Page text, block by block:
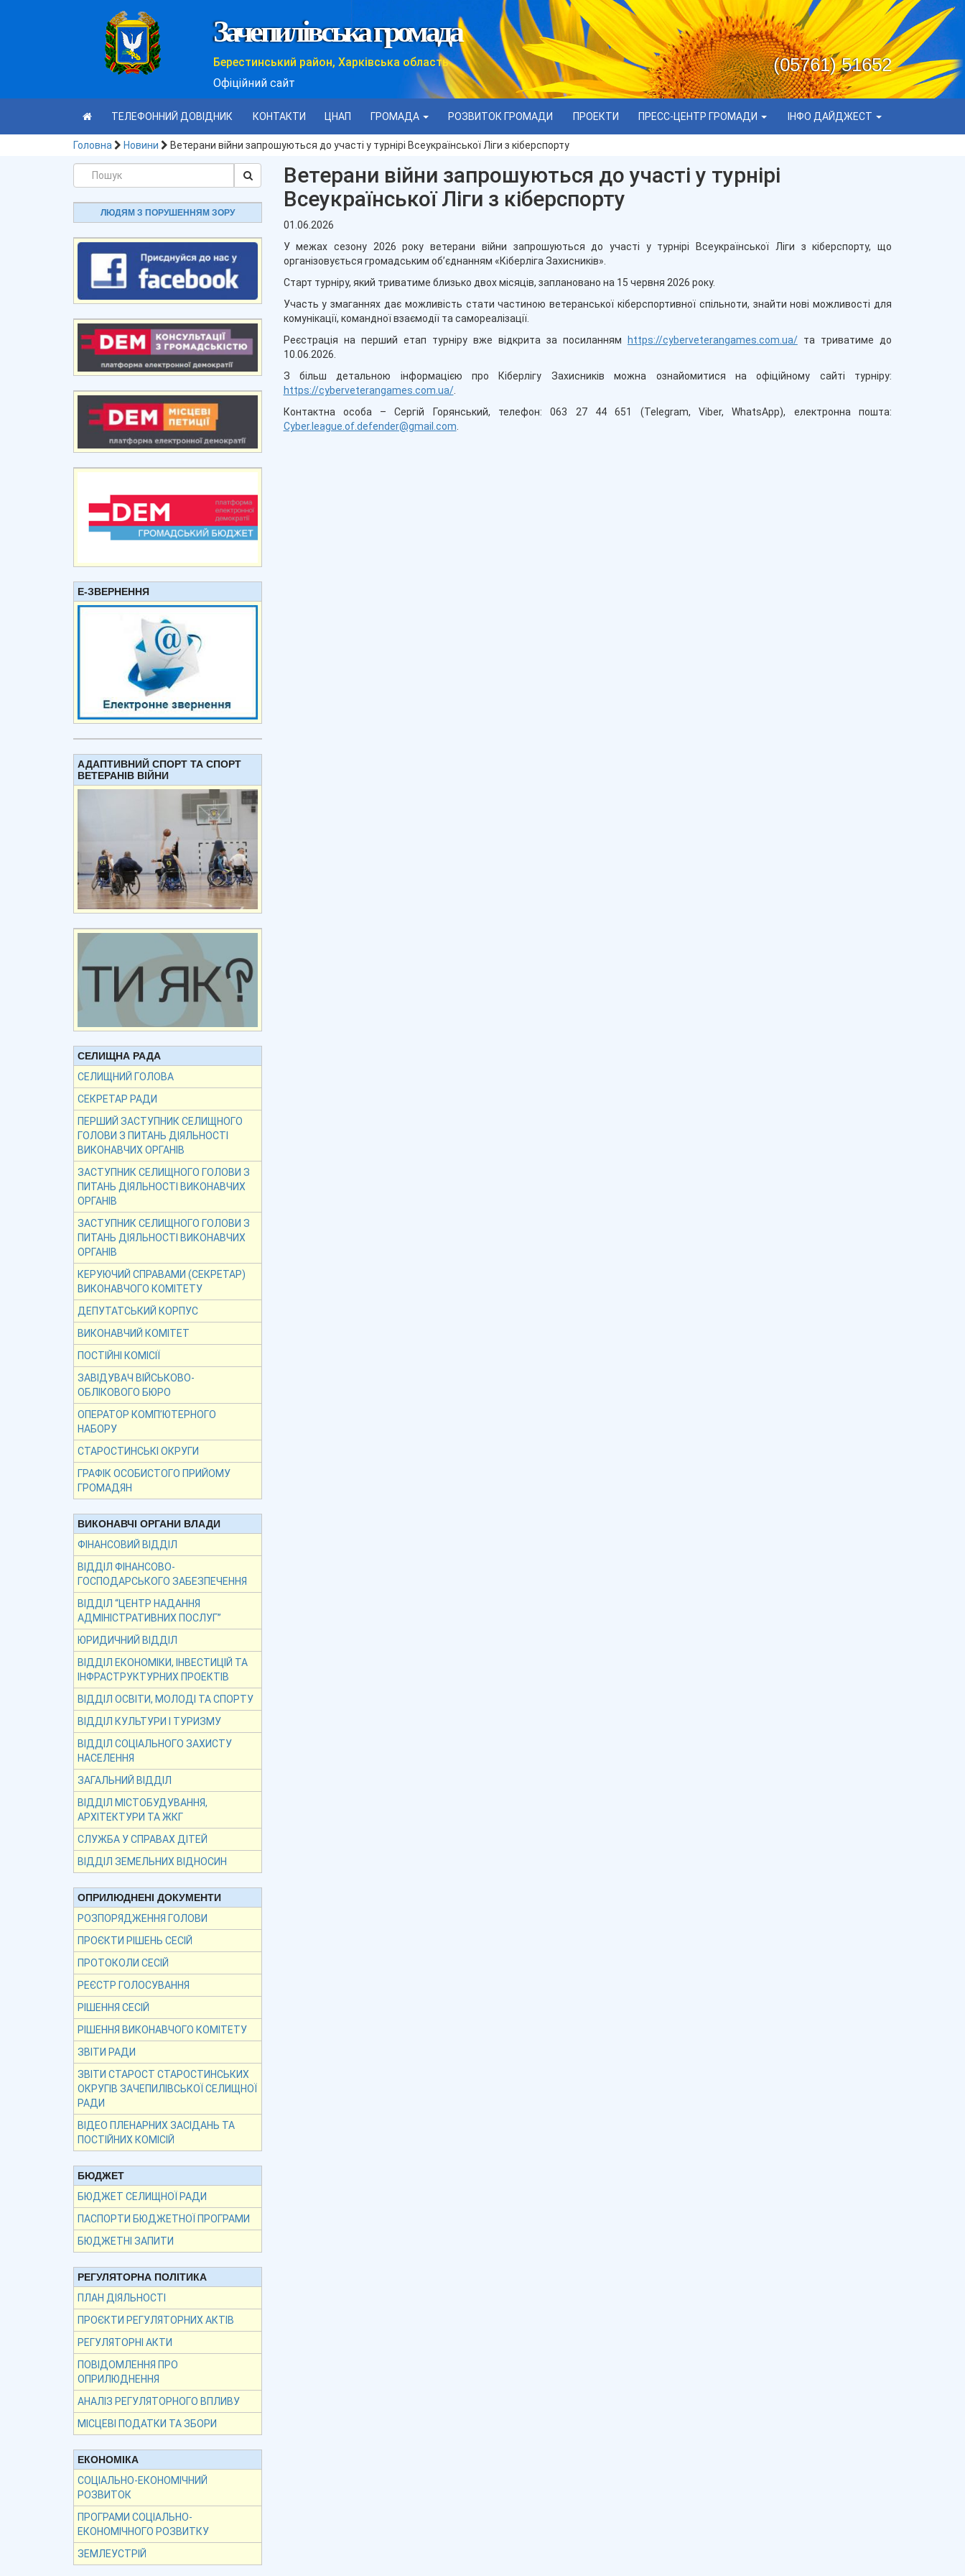
Зачепилівська громада
Берестинський район, Харківська область
Офіційний сайт
(05761) 51652
ТЕЛЕФОННИЙ ДОВІДНИК КОНТАКТИ ЦНАП ГРОМАДА РОЗВИТОК ГРОМАДИ ПРОЕКТИ ПРЕСС-ЦЕНТР ГРОМАДИ ІНФО ДАЙДЖЕСТ
Головна Новини Ветерани війни запрошуються до участі у турнірі Всеукраїнської Ліги з кіберспорту
ЛЮДЯМ З ПОРУШЕННЯМ ЗОРУ
Е-ЗВЕРНЕННЯ
АДАПТИВНИЙ СПОРТ ТА СПОРТ
ВЕТЕРАНІВ ВІЙНИ
СЕЛИЩНА РАДА
СЕЛИЩНИЙ ГОЛОВА
СЕКРЕТАР РАДИ
ПЕРШИЙ ЗАСТУПНИК СЕЛИЩНОГО
ГОЛОВИ З ПИТАНЬ ДІЯЛЬНОСТІ
ВИКОНАВЧИХ ОРГАНІВ
ЗАСТУПНИК СЕЛИЩНОГО ГОЛОВИ З
ПИТАНЬ ДІЯЛЬНОСТІ ВИКОНАВЧИХ
ОРГАНІВ
ЗАСТУПНИК СЕЛИЩНОГО ГОЛОВИ З
ПИТАНЬ ДІЯЛЬНОСТІ ВИКОНАВЧИХ
ОРГАНІВ
КЕРУЮЧИЙ СПРАВАМИ (СЕКРЕТАР)
ВИКОНАВЧОГО КОМІТЕТУ
ДЕПУТАТСЬКИЙ КОРПУС
ВИКОНАВЧИЙ КОМІТЕТ
ПОСТІЙНІ КОМІСІЇ
ЗАВІДУВАЧ ВІЙСЬКОВО-
ОБЛІКОВОГО БЮРО
ОПЕРАТОР КОМП’ЮТЕРНОГО
НАБОРУ
СТАРОСТИНСЬКІ ОКРУГИ
ГРАФІК ОСОБИСТОГО ПРИЙОМУ
ГРОМАДЯН
ВИКОНАВЧІ ОРГАНИ ВЛАДИ
ФІНАНСОВИЙ ВІДДІЛ
ВІДДІЛ ФІНАНСОВО-
ГОСПОДАРСЬКОГО ЗАБЕЗПЕЧЕННЯ
ВІДДІЛ “ЦЕНТР НАДАННЯ
АДМІНІСТРАТИВНИХ ПОСЛУГ”
ЮРИДИЧНИЙ ВІДДІЛ
ВІДДІЛ ЕКОНОМІКИ, ІНВЕСТИЦІЙ ТА
ІНФРАСТРУКТУРНИХ ПРОЕКТІВ
ВІДДІЛ ОСВІТИ, МОЛОДІ ТА СПОРТУ
ВІДДІЛ КУЛЬТУРИ І ТУРИЗМУ
ВІДДІЛ СОЦІАЛЬНОГО ЗАХИСТУ
НАСЕЛЕННЯ
ЗАГАЛЬНИЙ ВІДДІЛ
ВІДДІЛ МІСТОБУДУВАННЯ,
АРХІТЕКТУРИ ТА ЖКГ
СЛУЖБА У СПРАВАХ ДІТЕЙ
ВІДДІЛ ЗЕМЕЛЬНИХ ВІДНОСИН
ОПРИЛЮДНЕНІ ДОКУМЕНТИ
РОЗПОРЯДЖЕННЯ ГОЛОВИ
ПРОЄКТИ РІШЕНЬ СЕСІЙ
ПРОТОКОЛИ СЕСІЙ
РЕЄСТР ГОЛОСУВАННЯ
РІШЕННЯ СЕСІЙ
РІШЕННЯ ВИКОНАВЧОГО КОМІТЕТУ
ЗВІТИ РАДИ
ЗВІТИ СТАРОСТ СТАРОСТИНСЬКИХ
ОКРУГІВ ЗАЧЕПИЛІВСЬКОЇ СЕЛИЩНОЇ
РАДИ
ВІДЕО ПЛЕНАРНИХ ЗАСІДАНЬ ТА
ПОСТІЙНИХ КОМІСІЙ
БЮДЖЕТ
БЮДЖЕТ СЕЛИЩНОЇ РАДИ
ПАСПОРТИ БЮДЖЕТНОЇ ПРОГРАМИ
БЮДЖЕТНІ ЗАПИТИ
РЕГУЛЯТОРНА ПОЛІТИКА
ПЛАН ДІЯЛЬНОСТІ
ПРОЄКТИ РЕГУЛЯТОРНИХ АКТІВ
РЕГУЛЯТОРНІ АКТИ
ПОВІДОМЛЕННЯ ПРО
ОПРИЛЮДНЕННЯ
АНАЛІЗ РЕГУЛЯТОРНОГО ВПЛИВУ
МІСЦЕВІ ПОДАТКИ ТА ЗБОРИ
ЕКОНОМІКА
СОЦІАЛЬНО-ЕКОНОМІЧНИЙ
РОЗВИТОК
ПРОГРАМИ СОЦІАЛЬНО-
ЕКОНОМІЧНОГО РОЗВИТКУ
ЗЕМЛЕУСТРІЙ
Ветерани війни запрошуються до участі у турнірі
Всеукраїнської Ліги з кіберспорту
01.06.2026
У межах сезону 2026 року ветерани війни запрошуються до участі у турнірі Всеукраїнської Ліги з кіберспорту, що
організовується громадським об’єднанням «Кіберліга Захисників».
Старт турніру, який триватиме близько двох місяців, заплановано на 15 червня 2026 року.
Участь у змаганнях дає можливість стати частиною ветеранської кіберспортивної спільноти, знайти нові можливості для
комунікації, командної взаємодії та самореалізації.
Реєстрація на перший етап турніру вже відкрита за посиланням
https://cyberveterangames.com.ua/та триватиме до
10.06.2026.
З більш детальною інформацією про Кіберлігу Захисників можна ознайомитися на офіційному сайті турніру:
https://cyberveterangames.com.ua/.
Контактна особа – Сергій Горянський, телефон: 063 27 44 651 (Telegram, Viber, WhatsApp), електронна пошта:
Cyber.league.of.defender@gmail.com